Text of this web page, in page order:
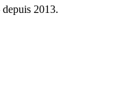
2013.